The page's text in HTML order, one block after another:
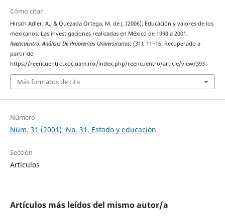
Cómo citar
Hirsch Adler, A., & Quezada Ortega, M. de J. (2006). Educación y valores de los
mexicanos. Las investigaciones realizadas en México de 1990 a 2001.
Reencuentro. Análisis De Problemas Universitarios, (31), 11–16. Recuperado a
partir de
https://reencuentro.xoc.uam.mx/index.php/reencuentro/article/view/393
Más formatos de cita
Número
Núm. 31 (2001): No. 31, Estado y educación
Sección
Artículos
Artículos más leídos del mismo autor/a